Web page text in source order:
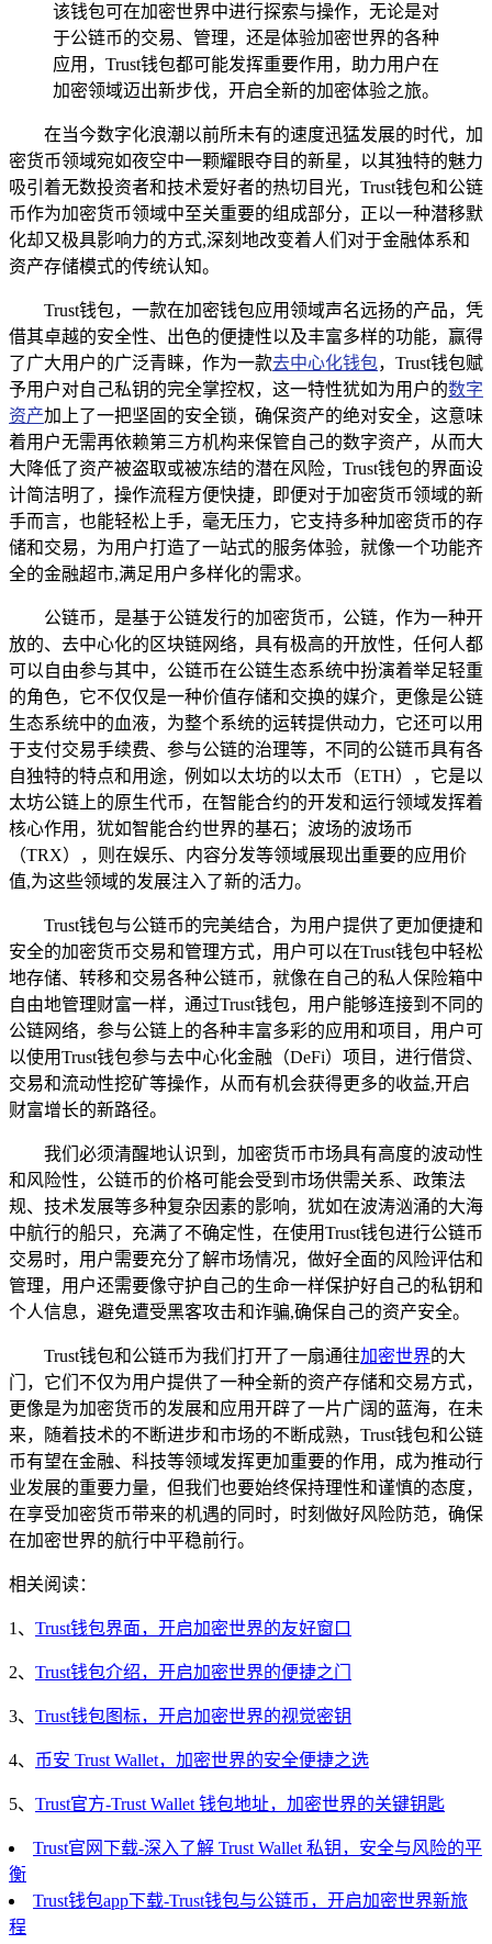
该钱包可在加密世界中进行探索与操作，无论是对
于公链币的交易、管理，还是体验加密世界的各种
应用，Trust钱包都可能发挥重要作用，助力用户在
加密领域迈出新步伐，开启全新的加密体验之旅。
在当今数字化浪潮以前所未有的速度迅猛发展的时代，加
密货币领域宛如夜空中一颗耀眼夺目的新星，以其独特的魅力
吸引着无数投资者和技术爱好者的热切目光，Trust钱包和公链
币作为加密货币领域中至关重要的组成部分，正以一种潜移默
化却又极具影响力的方式,深刻地改变着人们对于金融体系和
资产存储模式的传统认知。
Trust钱包，一款在加密钱包应用领域声名远扬的产品，凭
借其卓越的安全性、出色的便捷性以及丰富多样的功能，赢得
了广大用户的广泛青睐，作为一款去中心化钱包，Trust钱包赋
予用户对自己私钥的完全掌控权，这一特性犹如为用户的数字
资产加上了一把坚固的安全锁，确保资产的绝对安全，这意味
着用户无需再依赖第三方机构来保管自己的数字资产，从而大
大降低了资产被盗取或被冻结的潜在风险，Trust钱包的界面设
计简洁明了，操作流程方便快捷，即便对于加密货币领域的新
手而言，也能轻松上手，毫无压力，它支持多种加密货币的存
储和交易，为用户打造了一站式的服务体验，就像一个功能齐
全的金融超市,满足用户多样化的需求。
公链币，是基于公链发行的加密货币，公链，作为一种开
放的、去中心化的区块链网络，具有极高的开放性，任何人都
可以自由参与其中，公链币在公链生态系统中扮演着举足轻重
的角色，它不仅仅是一种价值存储和交换的媒介，更像是公链
生态系统中的血液，为整个系统的运转提供动力，它还可以用
于支付交易手续费、参与公链的治理等，不同的公链币具有各
自独特的特点和用途，例如以太坊的以太币（ETH），它是以
太坊公链上的原生代币，在智能合约的开发和运行领域发挥着
核心作用，犹如智能合约世界的基石；波场的波场币
（TRX），则在娱乐、内容分发等领域展现出重要的应用价
值,为这些领域的发展注入了新的活力。
Trust钱包与公链币的完美结合，为用户提供了更加便捷和
安全的加密货币交易和管理方式，用户可以在Trust钱包中轻松
地存储、转移和交易各种公链币，就像在自己的私人保险箱中
自由地管理财富一样，通过Trust钱包，用户能够连接到不同的
公链网络，参与公链上的各种丰富多彩的应用和项目，用户可
以使用Trust钱包参与去中心化金融（DeFi）项目，进行借贷、
交易和流动性挖矿等操作，从而有机会获得更多的收益,开启
财富增长的新路径。
我们必须清醒地认识到，加密货币市场具有高度的波动性
和风险性，公链币的价格可能会受到市场供需关系、政策法
规、技术发展等多种复杂因素的影响，犹如在波涛汹涌的大海
中航行的船只，充满了不确定性，在使用Trust钱包进行公链币
交易时，用户需要充分了解市场情况，做好全面的风险评估和
管理，用户还需要像守护自己的生命一样保护好自己的私钥和
个人信息，避免遭受黑客攻击和诈骗,确保自己的资产安全。
Trust钱包和公链币为我们打开了一扇通往加密世界的大
门，它们不仅为用户提供了一种全新的资产存储和交易方式，
更像是为加密货币的发展和应用开辟了一片广阔的蓝海，在未
来，随着技术的不断进步和市场的不断成熟，Trust钱包和公链
币有望在金融、科技等领域发挥更加重要的作用，成为推动行
业发展的重要力量，但我们也要始终保持理性和谨慎的态度，
在享受加密货币带来的机遇的同时，时刻做好风险防范，确保
在加密世界的航行中平稳前行。
相关阅读：
1、 Trust钱包界面，开启加密世界的友好窗口
2、 Trust钱包介绍，开启加密世界的便捷之门
3、 Trust钱包图标，开启加密世界的视觉密钥
4、 币安 Trust Wallet，加密世界的安全便捷之选
5、 Trust官方-Trust Wallet 钱包地址，加密世界的关键钥匙
Trust官网下载-深入了解 Trust Wallet 私钥，安全与风险的平
衡
Trust钱包app下载-Trust钱包与公链币，开启加密世界新旅
程